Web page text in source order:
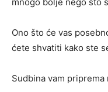
Ono što će vas
ćete shvatiti kako ste
Sudbina vam